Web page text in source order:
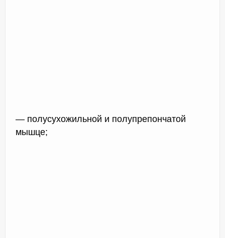
— полусухожильной и полупрепончатой
мышце;